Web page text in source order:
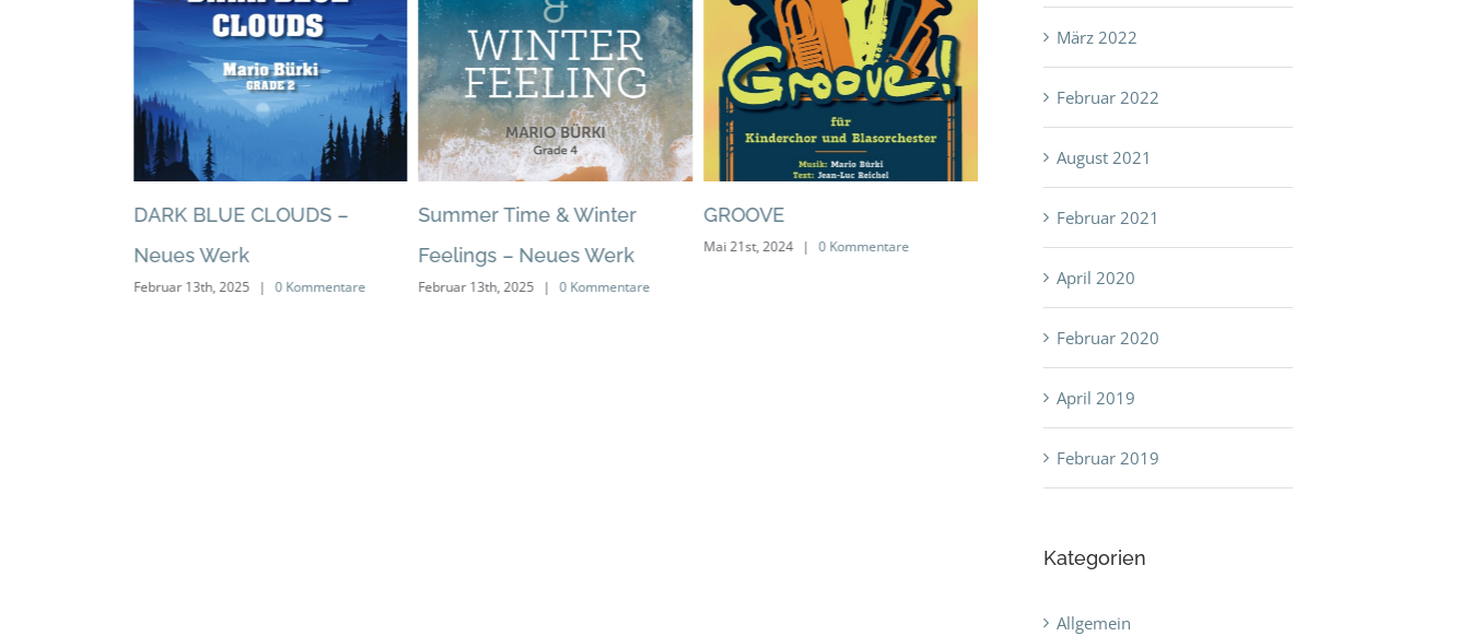
DARK BLUE CLOUDS –
Neues Werk
Februar 13th, 2025 | 0 Kommentare
Summer Time & Winter
Feelings – Neues Werk
Februar 13th, 2025 | 0 Kommentare
GROOVE
Mai 21st, 2024 | 0 Kommentare
Junior Spirit – Neues Werk
November 10th, 2022 | 0 Kommentare
Werk
März 2022
Februar 2022
August 2021
Februar 2021
April 2020
Februar 2020
April 2019
Februar 2019
Kategorien
Allgemein